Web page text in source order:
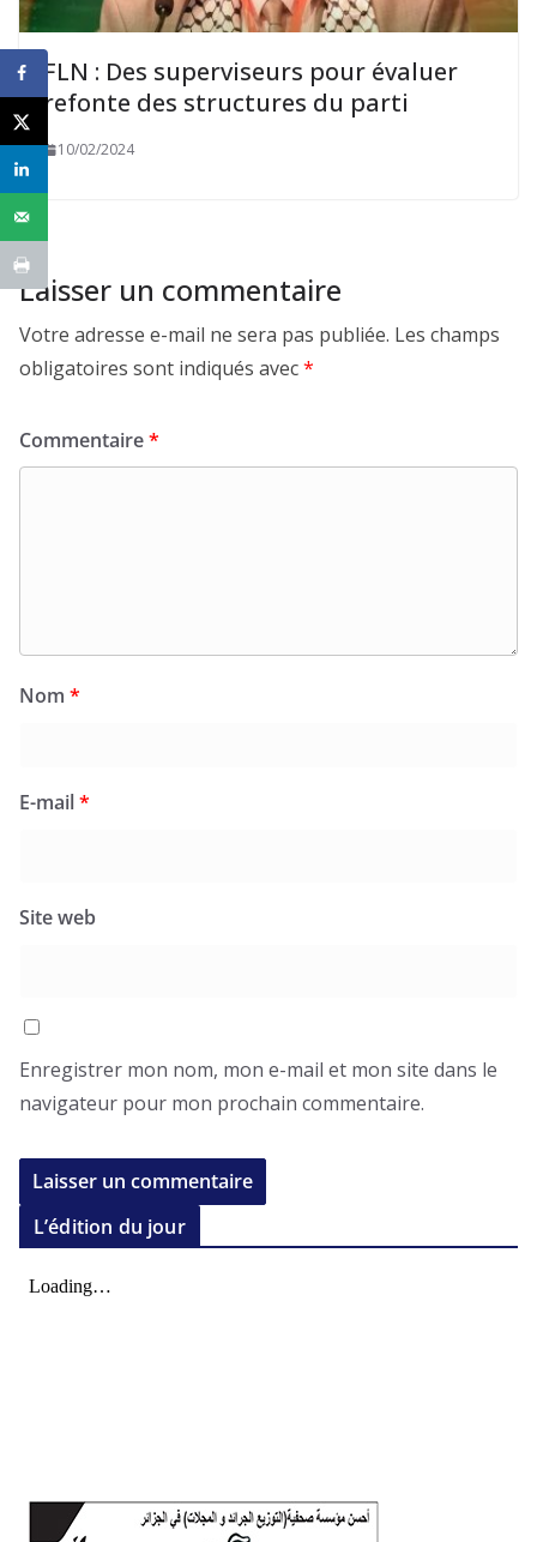
FLN : Des superviseurs pour évaluer
refonte des structures du parti
10/02/2024
Laisser un commentaire
Votre adresse e-mail ne sera pas publiée. Les champs
obligatoires sont indiqués avec*
Commentaire*
Nom *
E-mail*
Site web
Enregistrer mon nom, mon e-mail et mon site dans le
navigateur pour mon prochain commentaire.
L’édition du jour